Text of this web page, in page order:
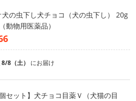
犬の虫下し犬チョコ（犬の虫下し） 20g
動物用医薬品）
8（土） にお届け
個セット】犬チョコ目薬Ｖ（犬猫の目